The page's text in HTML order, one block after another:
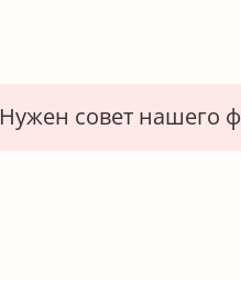
Нужен совет нашего